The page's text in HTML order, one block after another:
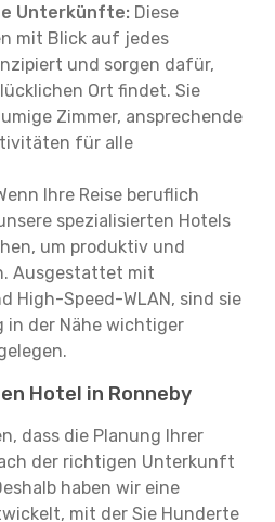
Unterkünfte: Diese
mit Blick auf jedes
und sorgen dafür,
Ort findet. Sie
Zimmer, ansprechende
für alle
Ihre Reise beruflich
spezialisierten Hotels
um produktiv und
Ausgestattet mit
High-Speed-WLAN, sind sie
der Nähe wichtiger
Hotel in Ronneby
dass die Planung Ihrer
der richtigen Unterkunft
haben wir eine
mit der Sie Hunderte